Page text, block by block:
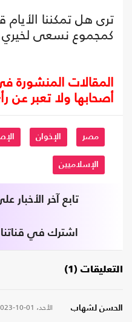
ترى هل تمكننا
كمجموع نسعى لخيري
أصحابها ولا تعبر
مصر الإخوان
الإسلاميين
تابع آخر الأخبار
اشترك في
التعليقات (1)
الحسن لشهاب الأحد، 01-10-2023